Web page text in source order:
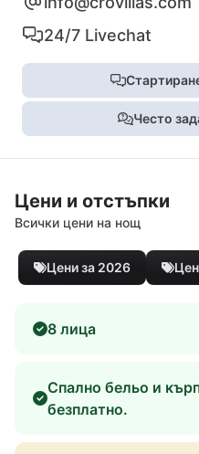
24/7 Livechat
Често
Цени и отстъпки
Всички цени на нощ
Цени за 2026
8 лица
Спално бельо и
безплатно.